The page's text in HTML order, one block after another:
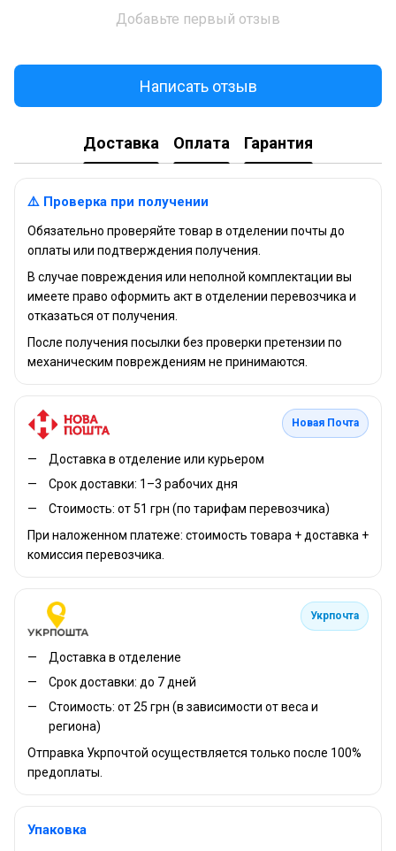
Добавьте первый отзыв
Написать отзыв
Доставка Оплата Гарантия
⚠️ Проверка при получении
Обязательно проверяйте товар в отделении почты до
оплаты или подтверждения получения.
В случае повреждения или неполной комплектации вы
имеете право оформить акт в отделении перевозчика и
отказаться от получения.
После получения посылки без проверки претензии по
механическим повреждениям не принимаются.
Новая Почта
Доставка в отделение или курьером
Срок доставки: 1–3 рабочих дня
Стоимость: от 51 грн (по тарифам перевозчика)
При наложенном платеже: стоимость товара + доставка +
комиссия перевозчика.
Укрпочта
Доставка в отделение
Срок доставки: до 7 дней
Стоимость: от 25 грн (в зависимости от веса и
региона)
Отправка Укрпочтой осуществляется только после 100%
предоплаты.
Упаковка